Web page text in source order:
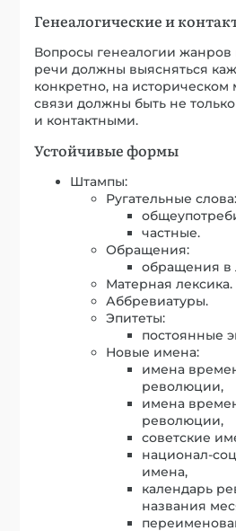
Генеалогические и
Вопросы генеалогии жанров
речи должны выясняться
конкретно, на историческом
связи должны быть не
и контактными.
Устойчивые формы
Штампы:
Ругательные слова:
частные.
Обращения:
обращения в
Матерная лексика.
Аббревиатуры.
Эпитеты:
постоянные
Новые имена:
имена
революции,
имена
революции,
советские
национал-
имена,
календарь
названия